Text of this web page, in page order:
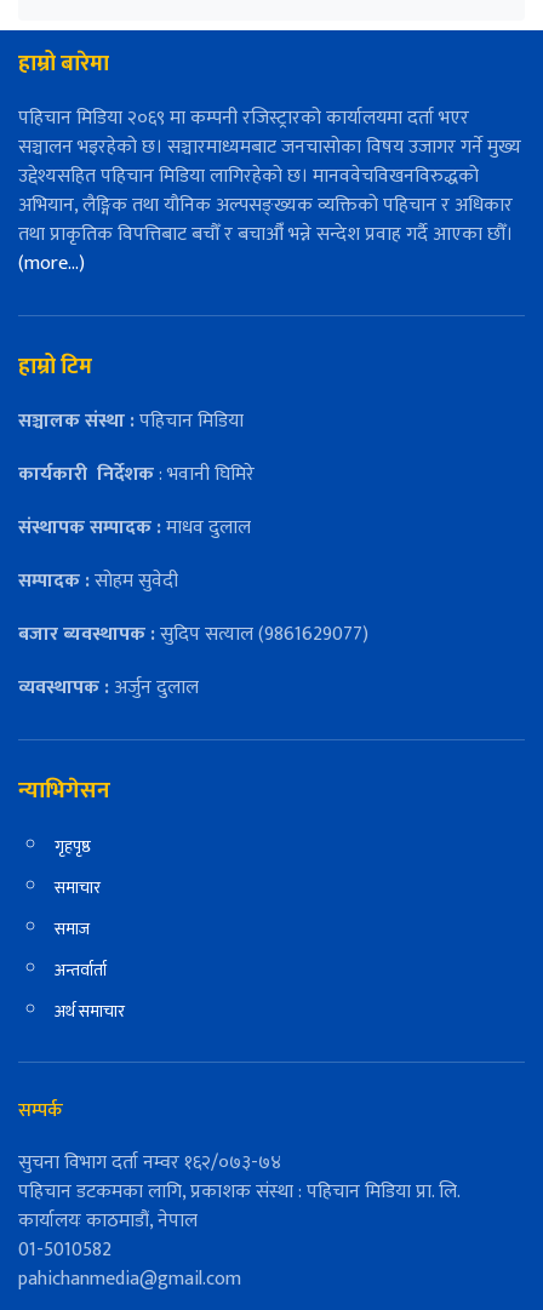
हाम्रो बारेमा
पहिचान मिडिया २०६९ मा कम्पनी रजिस्ट्रारको कार्यालयमा दर्ता भएर
सञ्चालन भइरहेको छ। सञ्चारमाध्यमबाट जनचासोका विषय उजागर गर्ने मुख्य
उद्देश्यसहित पहिचान मिडिया लागिरहेको छ। मानववेचविखनविरुद्धको
अभियान, लैङ्गिक तथा यौनिक अल्पसङ्ख्यक व्यक्तिको पहिचान र अधिकार
तथा प्राकृतिक विपत्तिबाट बचौँ र बचाऔँ भन्ने सन्देश प्रवाह गर्दै आएका छौँ।
(more…)
हाम्रो टिम
सञ्चालक संस्था :पहिचान मिडिया
कार्यकारी निर्देशक: भवानी घिमिरे
संस्थापक सम्पादक :माधव दुलाल
सम्पादक :सोहम सुवेदी
बजार ब्यवस्थापक :सुदिप सत्याल (9861629077)
व्यवस्थापक :अर्जुन दुलाल
न्याभिगेसन
गृहपृष्ठ
समाचार
समाज
अन्तर्वार्ता
अर्थ समाचार
सम्पर्क
सुचना विभाग दर्ता नम्वर १६२/०७३-७४
पहिचान डटकमका लागि, प्रकाशक संस्था : पहिचान मिडिया प्रा. लि.
कार्यालयः काठमाडौं, नेपाल
01-5010582
pahichanmedia@gmail.com